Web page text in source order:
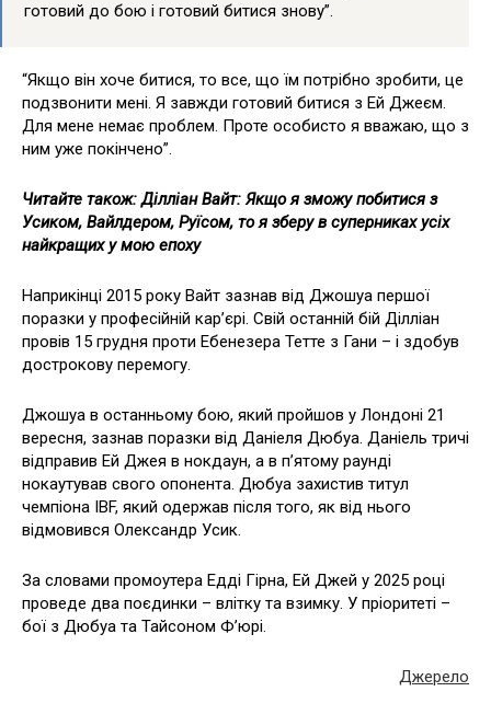
готовий до бою і готовий битися знову”.
“Якщо він хоче битися, то все, що їм потрібно зробити, це
подзвонити мені. Я завжди готовий битися з Ей Джеєм.
Для мене немає проблем. Проте особисто я вважаю, що з
ним уже покінчено”.
Читайте також: Ділліан Вайт: Якщо я зможу побитися з
Усиком, Вайлдером, Руїсом, то я зберу в суперниках усіх
найкращих у мою епоху
Наприкінці 2015 року Вайт зазнав від Джошуа першої
поразки у професійній кар’єрі. Свій останній бій Ділліан
провів 15 грудня проти Ебенезера Тетте з Гани – і здобув
дострокову перемогу.
Джошуа в останньому бою, який пройшов у Лондоні 21
вересня, зазнав поразки від Даніеля Дюбуа. Даніель тричі
відправив Ей Джея в нокдаун, а в п’ятому раунді
нокаутував свого опонента. Дюбуа захистив титул
чемпіона IBF, який одержав після того, як від нього
відмовився Олександр Усик.
За словами промоутера Едді Гірна, Ей Джей у 2025 році
проведе два поєдинки – влітку та взимку. У пріоритеті –
бої з Дюбуа та Тайсоном Ф’юрі.
Джерело